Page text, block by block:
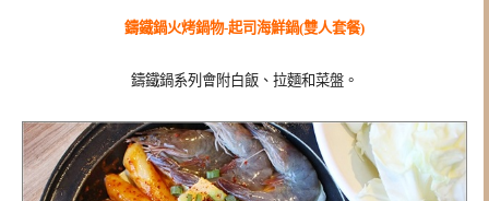
鑄鐵鍋火烤鍋物-起司海鮮鍋(雙人套餐)
鑄鐵鍋系列會附白飯、拉麵和菜盤。